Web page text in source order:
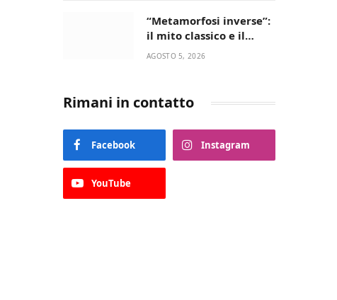
“Metamorfosi inverse”:
il mito classico e il
riscatto femminile
AGOSTO 5, 2026
Rimani in contatto
Facebook Instagram
YouTube